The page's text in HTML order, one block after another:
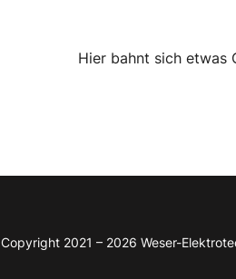
Hier bahnt sich etwas
Copyright 2021 – 2026 Weser-